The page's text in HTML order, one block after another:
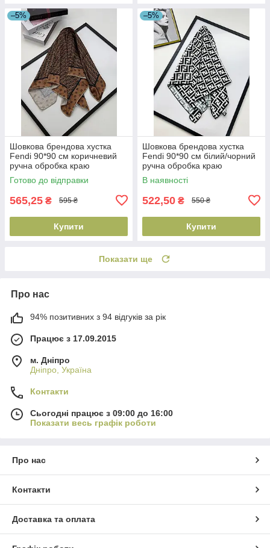
–5%
Шовкова брендова хустка
Fendi 90*90 см коричневий
ручна обробка краю
Готово до відправки
565,25 ₴ 595 ₴
Купити
–5%
Шовкова брендова хустка
Fendi 90*90 см білий/чорний
ручна обробка краю
В наявності
522,50 ₴ 550 ₴
Купити
Показати ще
Про нас
94% позитивних з 94 відгуків за рік
Працює з 17.09.2015
м. Дніпро
Дніпро, Україна
Контакти
Сьогодні працює з 09:00 до 16:00
Показати весь графік роботи
Про нас
Контакти
Доставка та оплата